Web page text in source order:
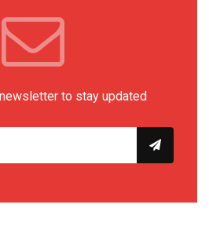
to stay updated